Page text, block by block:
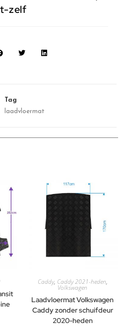
zelf
Tag
laadvloermat
Caddy, Caddy 2021-heden,
Volkswagen
Laadvloermat Volkswagen
Caddy zonder schuifdeur
2020-heden